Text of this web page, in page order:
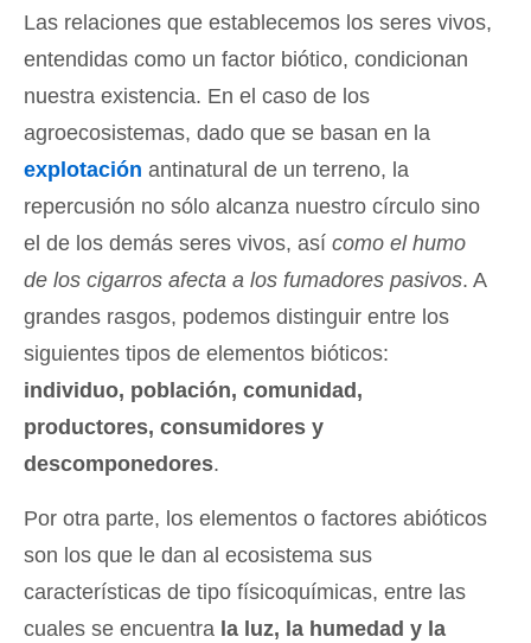
Las relaciones que establecemos los seres vivos,
entendidas como un factor biótico, condicionan
nuestra existencia. En el caso de los
agroecosistemas, dado que se basan en la
explotación antinatural de un terreno, la
repercusión no sólo alcanza nuestro círculo sino
el de los demás seres vivos, así como el humo
de los cigarros afecta a los fumadores pasivos. A
grandes rasgos, podemos distinguir entre los
siguientes tipos de elementos bióticos:
individuo, población, comunidad,
productores, consumidores y
descomponedores.
Por otra parte, los elementos o factores abióticos
son los que le dan al ecosistema sus
características de tipo físicoquímicas, entre las
cuales se encuentra la luz, la humedad y la